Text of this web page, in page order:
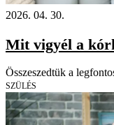
2026. 04. 30.
Mit vigyél a
Összeszedtük a
SZÜLÉS